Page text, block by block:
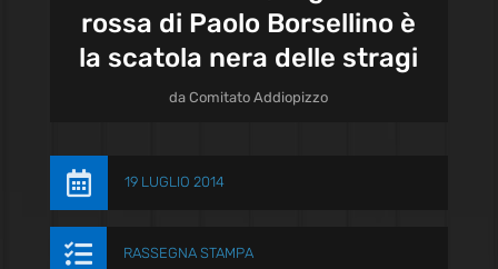
rossa di Paolo Borsellino è
la scatola nera delle stragi
daComitato Addiopizzo
 19 LUGLIO 2014
 RASSEGNA STAMPA